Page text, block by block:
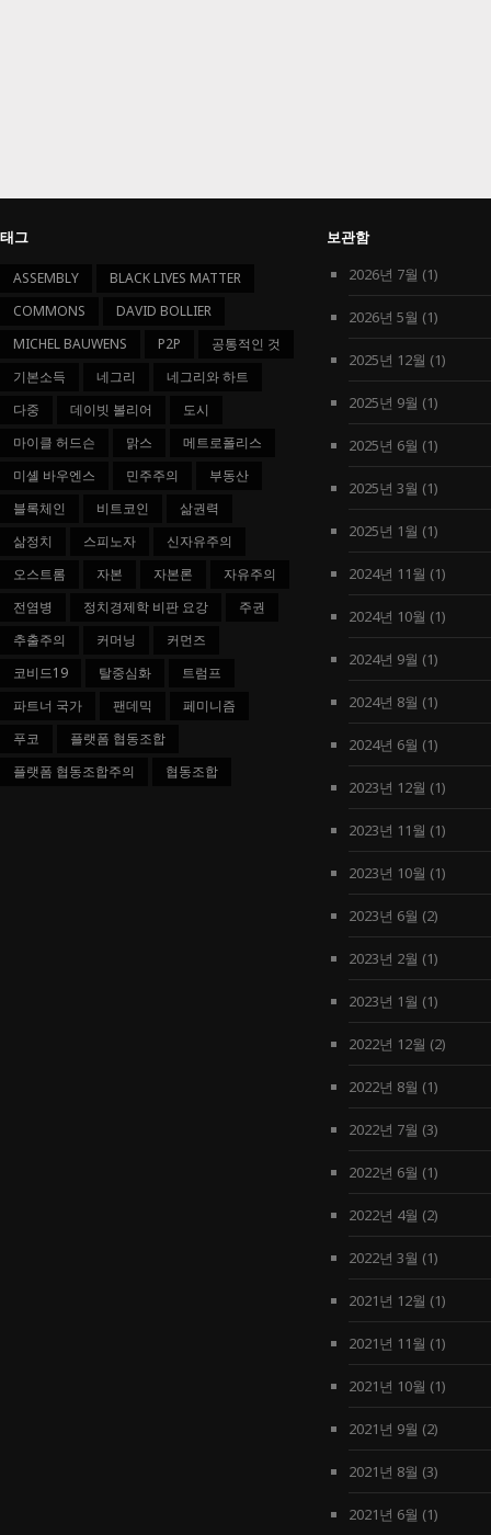
태그
ASSEMBLY
BLACK LIVES MATTER
COMMONS
DAVID BOLLIER
MICHEL BAUWENS
P2P
공통적인 것
기본소득
네그리
네그리와 하트
다중
데이빗 볼리어
도시
마이클 허드슨
맑스
메트로폴리스
미셸 바우엔스
민주주의
부동산
블록체인
비트코인
삶권력
삶정치
스피노자
신자유주의
오스트롬
자본 자본론
자유주의
전염병
정치경제학 비판 요강
주권
추출주의
커머닝
커먼즈
코비드19
탈중심화
트럼프
파트너 국가
팬데믹
페미니즘
푸코
플랫폼 협동조합
플랫폼 협동조합주의
협동조합
보관함
2026년 7월 (1)
2026년 5월 (1)
2025년 12월 (1)
2025년 9월 (1)
2025년 6월 (1)
2025년 3월 (1)
2025년 1월 (1)
2024년 11월 (1)
2024년 10월 (1)
2024년 9월 (1)
2024년 8월 (1)
2024년 6월 (1)
2023년 12월 (1)
2023년 11월 (1)
2023년 10월 (1)
2023년 6월 (2)
2023년 2월 (1)
2023년 1월 (1)
2022년 12월 (2)
2022년 8월 (1)
2022년 7월 (3)
2022년 6월 (1)
2022년 4월 (2)
2022년 3월 (1)
2021년 12월 (1)
2021년 11월 (1)
2021년 10월 (1)
2021년 9월 (2)
2021년 8월 (3)
2021년 6월 (1)